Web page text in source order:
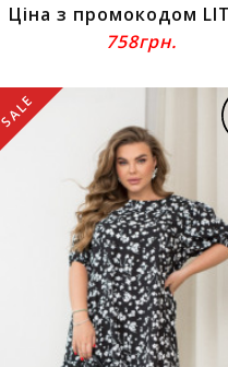
Ціна з промокодом
758грн.
SALE